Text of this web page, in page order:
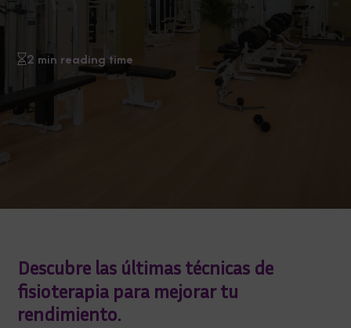
2 min reading time
Descubre las últimas técnicas de
fisioterapia para mejorar tu
rendimiento.